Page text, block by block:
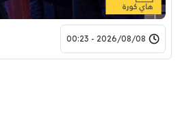
2026/08/08 - 00:23